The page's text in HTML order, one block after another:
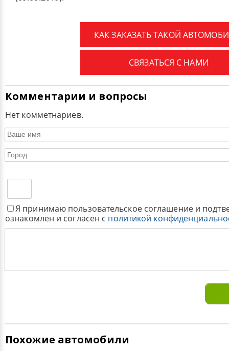
КАК ЗАКАЗАТЬ ТАКОЙ
СВЯЗАТЬСЯ С НАМИ
Комментарии и вопросы
Нет комметнариев.
Я принимаю пользовательское соглашение и
ознакомлен и согласен с политикой
Похожие автомобили